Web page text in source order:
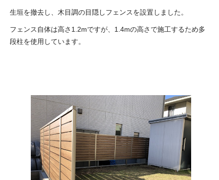
生垣を撤去し、木目調の目隠しフェンスを設置しました。
フェンス自体は高さ1.2mですが、1.4mの高さで施工するため多
段柱を使用しています。